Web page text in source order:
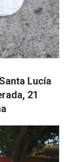
Lucía
21